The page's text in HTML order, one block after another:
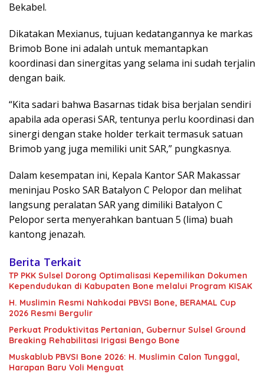
Bekabel.
Dikatakan Mexianus, tujuan kedatangannya ke markas
Brimob Bone ini adalah untuk memantapkan
koordinasi dan sinergitas yang selama ini sudah terjalin
dengan baik.
“Kita sadari bahwa Basarnas tidak bisa berjalan sendiri
apabila ada operasi SAR, tentunya perlu koordinasi dan
sinergi dengan stake holder terkait termasuk satuan
Brimob yang juga memiliki unit SAR,” pungkasnya.
Dalam kesempatan ini, Kepala Kantor SAR Makassar
meninjau Posko SAR Batalyon C Pelopor dan melihat
langsung peralatan SAR yang dimiliki Batalyon C
Pelopor serta menyerahkan bantuan 5 (lima) buah
kantong jenazah.
Berita Terkait
TP PKK Sulsel Dorong Optimalisasi Kepemilikan Dokumen
Kependudukan di Kabupaten Bone melalui Program KISAK
H. Muslimin Resmi Nahkodai PBVSI Bone, BERAMAL Cup
2026 Resmi Bergulir
Perkuat Produktivitas Pertanian, Gubernur Sulsel Ground
Breaking Rehabilitasi Irigasi Bengo Bone
Muskablub PBVSI Bone 2026: H. Muslimin Calon Tunggal,
Harapan Baru Voli Menguat